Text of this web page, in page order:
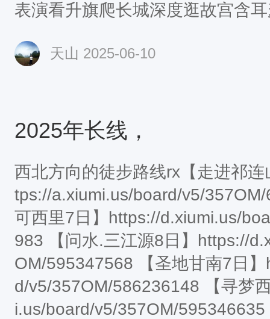
表演看升旗爬长城深度逛故宫含
餐 · 品北京烤鸭等4大特色餐入住
+赠送校徽②非遗王府茶歇+雪屋
城嗨玩一整
天山 2025-06-10
2025年长线，
西北方向的徒步路线rx【走进祁
tps://a.xiumi.us/board/v5/357OM/
可西里7日】https://d.xiumi.us/
983 【问水.三江源8日】https://d.xiumi.us/board/v5/357
OM/595347568 【圣地甘南7日】https://d.xiumi.us/boar
d/v5/357OM/586236148 【寻梦西域9日】https://a.xium
i.us/board/v5/357OM/595346635 【醉长安5日】https://